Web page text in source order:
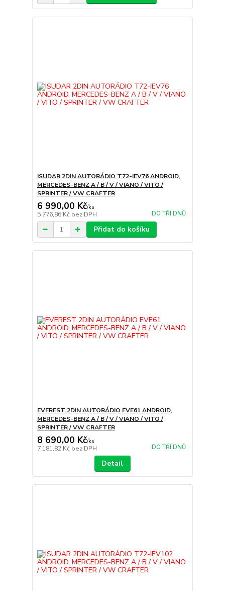
ISUDAR 2DIN AUTORÁDIO T72-IEV76 ANDROID,
MERCEDES-BENZ A / B / V / VIANO / VITO /
SPRINTER / VW CRAFTER
6 990,00 Kč/ks
5 776,86 Kč bez DPH DO TŘÍ DNŮ
Přidat do košíku
EVEREST 2DIN AUTORÁDIO EVE61 ANDROID,
MERCEDES-BENZ A / B / V / VIANO / VITO /
SPRINTER / VW CRAFTER
8 690,00 Kč/ks
7 181,82 Kč bez DPH DO TŘÍ DNŮ
Detail